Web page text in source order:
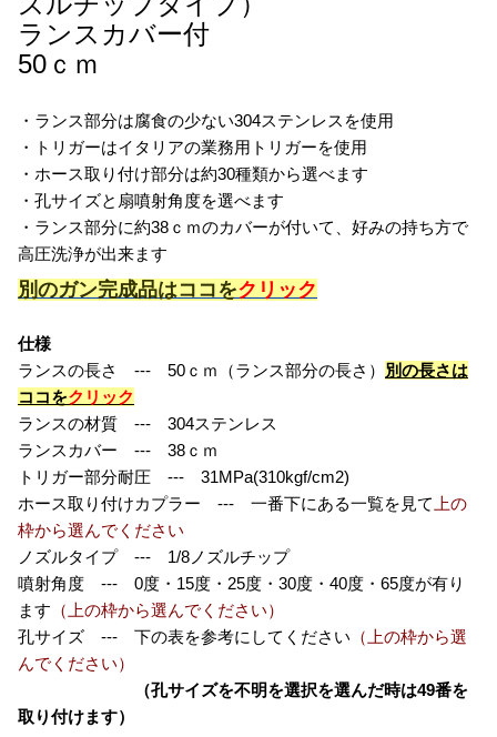
ランスカバー付
50ｃｍ
・ランス部分は腐食の少ない304ステンレスを使用
・トリガーはイタリアの業務用トリガーを使用
・ホース取り付け部分は約30種類から選べます
・孔サイズと扇噴射角度を選べます
・ランス部分に約38ｃｍのカバーが付いて、好みの持ち方で
高圧洗浄が出来ます
別のガン完成品はココをクリック
仕様
ランスの長さ --- 50ｃｍ（ランス部分の長さ） 別の長さは
ココをクリック
ランスの材質 --- 304ステンレス
ランスカバー --- 38ｃｍ
トリガー部分耐圧 --- 31MPa(310kgf/cm2)
ホース取り付けカプラー --- 一番下にある一覧を見て上の
枠から選んでください
ノズルタイプ --- 1/8ノズルチップ
噴射角度 --- 0度・15度・25度・30度・40度・65度が有り
ます （上の枠から選んでください）
孔サイズ --- 下の表を参考にしてください （上の枠から選
んでください）
（孔サイズを不明を選択を選んだ時は49番を
取り付けます）